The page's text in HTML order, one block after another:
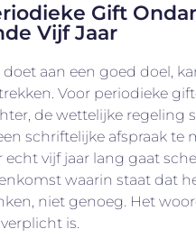
Gift
Vijf Jaar
aan een goed doel,
Voor periodieke
de wettelijke regeling
schriftelijke afspraak te
echt vijf jaar lang gaat
waarin staat dat
niet genoeg. Het
is.